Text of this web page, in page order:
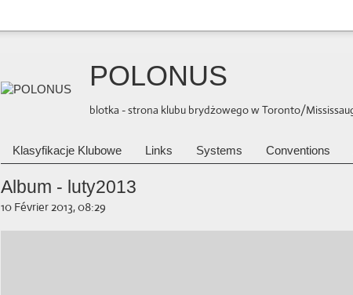
POLONUS
blotka - strona klubu brydżowego w Toronto/
Klasyfikacje Klubowe Links Systems Conventions
Album - luty2013
10 Février 2013, 08:29